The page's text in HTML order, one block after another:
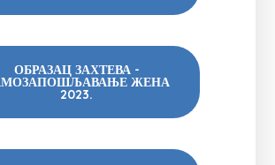
ОБРАЗАЦ ЗАХТЕВА -
ЖЕНА
2023.